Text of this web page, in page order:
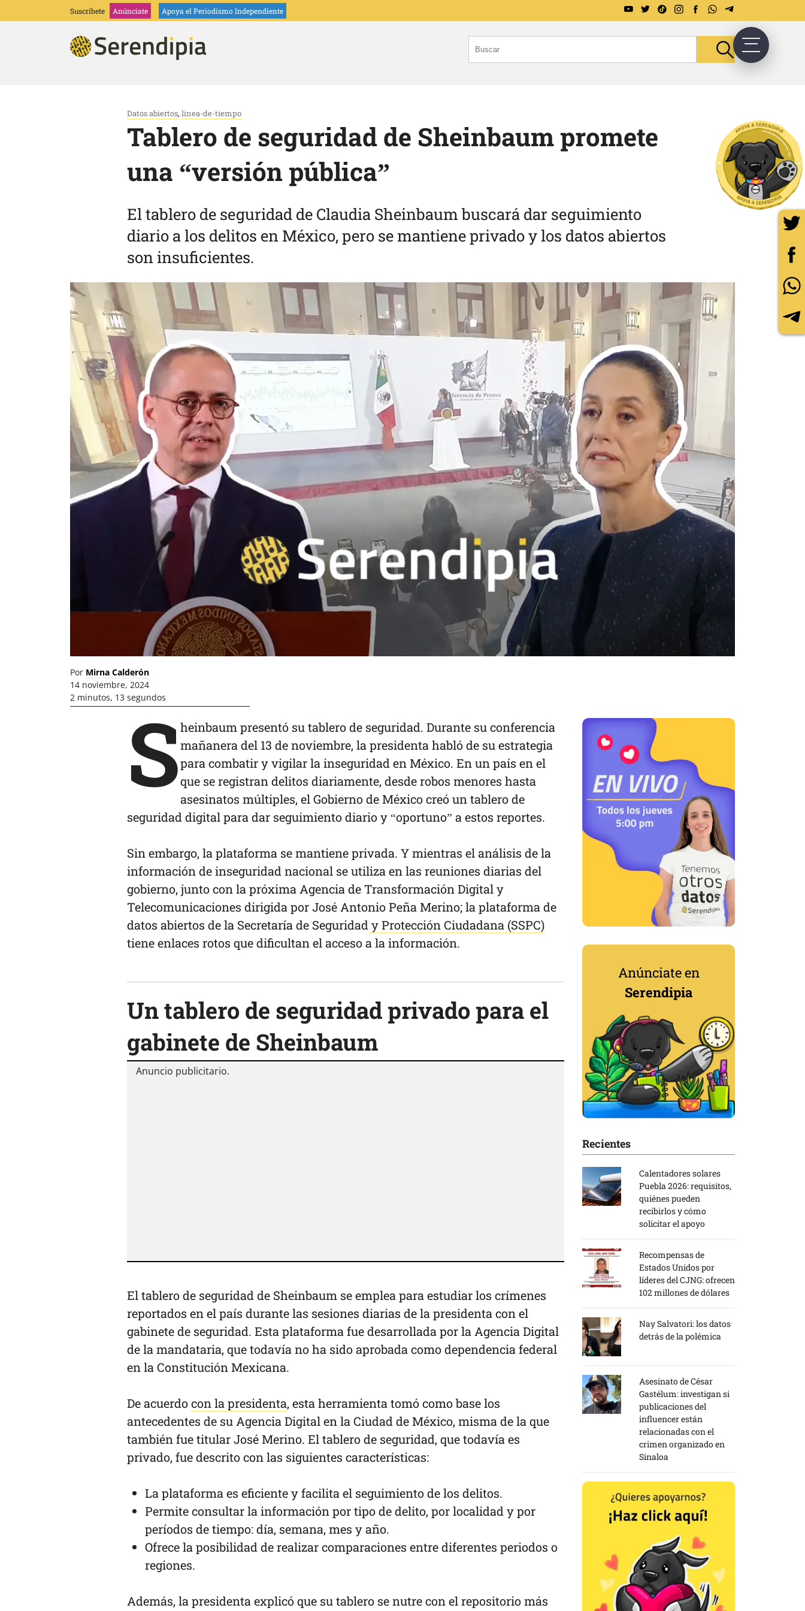
Suscríbete Anúnciate Apoya el Periodismo Independiente
Datos abiertos, linea-de-tiempo
Tablero de seguridad de Sheinbaum promete
una “versión pública”
El tablero de seguridad de Claudia Sheinbaum buscará dar seguimiento
diario a los delitos en México, pero se mantiene privado y los datos abiertos
son insuficientes.
Por Mirna Calderón
14 noviembre, 2024
2 minutos, 13 segundos
Sheinbaum presentó su tablero de seguridad. Durante su conferencia
mañanera del 13 de noviembre, la presidenta habló de su estrategia
para combatir y vigilar la inseguridad en México. En un país en el
que se registran delitos diariamente, desde robos menores hasta
asesinatos múltiples, el Gobierno de Méxicocreó un tablero de
seguridad digital para dar seguimiento diario y “oportuno” a estos reportes.
Sin embargo, la plataforma se mantiene privada. Y mientras el análisis de la
información de inseguridad nacional se utiliza en las reuniones diarias del
gobierno, junto con la próxima Agencia de Transformación Digital y
Telecomunicaciones dirigida por José Antonio Peña Merino; la plataforma de
datos abiertos de la Secretaría de Seguridad y Protección Ciudadana (SSPC)
tiene enlaces rotos que dificultan el acceso a la información.
Un tablero de seguridad privado para el
gabinete de Sheinbaum
El tablero de seguridad de Sheinbaum se emplea para estudiar los crímenes
reportados en el país durante las sesiones diarias de la presidenta con el
gabinete de seguridad. Esta plataforma fue desarrollada por la Agencia Digital
de la mandataria, que todavía no ha sido aprobada como dependencia federal
en la Constitución Mexicana.
De acuerdocon la presidenta, esta herramienta tomó como base los
antecedentes de su Agencia Digital en la Ciudad de México, misma de la que
también fue titular José Merino. El tablero de seguridad, que todavía es
privado, fue descrito con las siguientes características:
La plataforma es eficiente y facilita el seguimiento de los delitos.
Permite consultar la información por tipo de delito, por localidad y por
períodos de tiempo: día, semana, mes y año.
Ofrece la posibilidad de realizar comparaciones entre diferentes periodos o
regiones.
Además, la presidenta explicó que su tablero se nutre con el repositorio más
Anúnciate en
Serendipia
Recientes
Calentadores solares
Puebla 2026: requisitos,
quiénes pueden
recibirlos y cómo
solicitar el apoyo
Recompensas de
Estados Unidos por
líderes del CJNG: ofrecen
102 millones de dólares
Nay Salvatori: los datos
detrás de la polémica
Asesinato de César
Gastélum: investigan si
publicaciones del
influencer están
relacionadas con el
crimen organizado en
Sinaloa